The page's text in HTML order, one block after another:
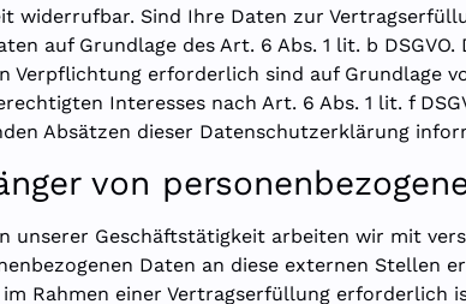
widerrufbar. Sind Ihre Daten zur
auf Grundlage des Art. 6 Abs. 1 lit. b
Verpflichtung erforderlich sind auf Grundlage
Interesses nach Art. 6 Abs. 1 lit. f
Absätzen dieser Datenschutzerklärung
von
unserer Geschäftstätigkeit arbeiten wir mit
Daten an diese externen Stellen
Rahmen einer Vertragserfüllung erforderlich